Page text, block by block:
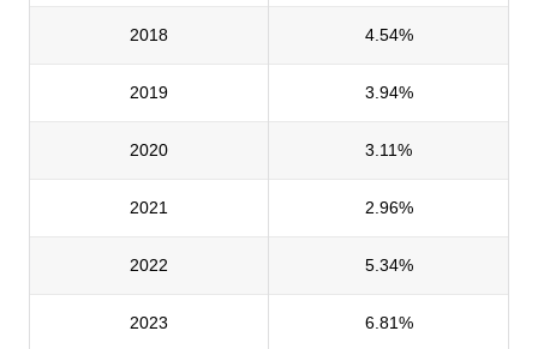
2018 4.54%
2019 3.94%
2020 3.11%
2021 2.96%
2022 5.34%
2023 6.81%